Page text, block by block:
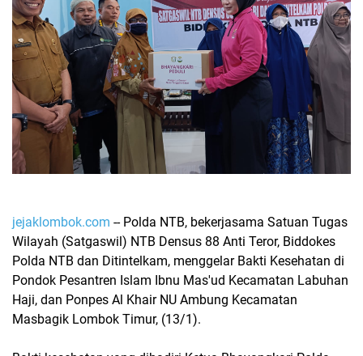
jejaklombok.com -- Polda NTB, bekerjasama Satuan Tugas
Wilayah (Satgaswil) NTB Densus 88 Anti Teror, Biddokes
Polda NTB dan Ditintelkam, menggelar Bakti Kesehatan di
Pondok Pesantren Islam Ibnu Mas'ud Kecamatan Labuhan
Haji, dan Ponpes Al Khair NU Ambung Kecamatan
Masbagik Lombok Timur, (13/1).